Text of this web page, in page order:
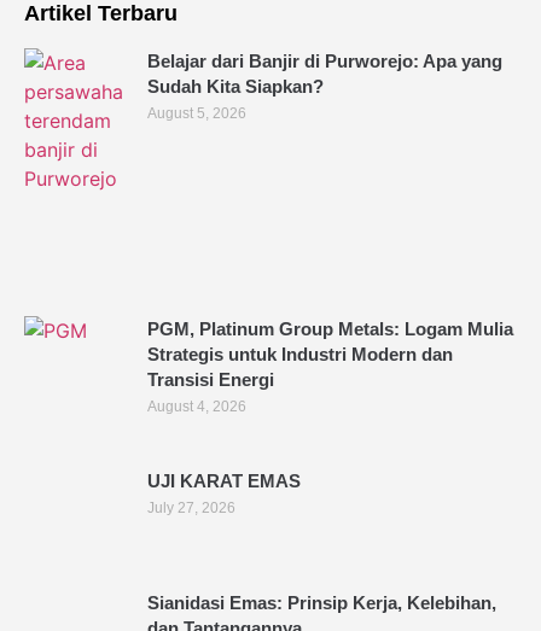
Artikel Terbaru
Belajar dari Banjir di Purworejo: Apa yang
Sudah Kita Siapkan?
August 5, 2026
PGM, Platinum Group Metals: Logam Mulia
Strategis untuk Industri Modern dan
Transisi Energi
August 4, 2026
UJI KARAT EMAS
July 27, 2026
Sianidasi Emas: Prinsip Kerja, Kelebihan,